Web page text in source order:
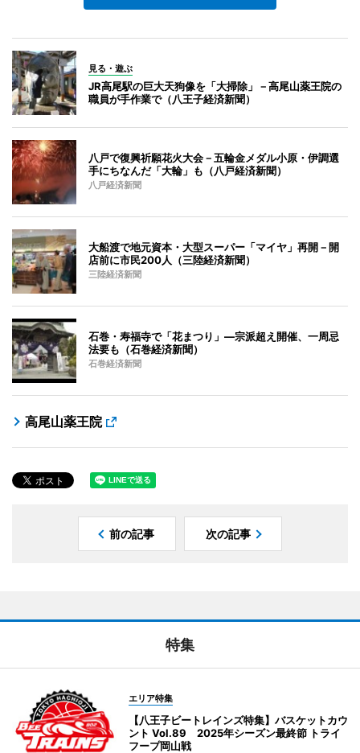
見る・遊ぶ
JR高尾駅の巨大天狗像を「大掃除」－高尾山薬王院の
職員が手作業で（八王子経済新聞）
八戸で復興祈願花火大会－五輪金メダル小原・伊調選
手にちなんだ「大輪」も（八戸経済新聞）
八戸経済新聞
大船渡で地元資本・大型スーパー「マイヤ」再開－開
店前に市民200人（三陸経済新聞）
三陸経済新聞
石巻・寿福寺で「花まつり」―宗派超え開催、一周忌
法要も（石巻経済新聞）
石巻経済新聞
高尾山薬王院
前の記事 次の記事
特集
エリア特集
【八王子ビートレインズ特集】バスケットカウ
ント Vol.89 2025年シーズン最終節 トライ
フープ岡山戦